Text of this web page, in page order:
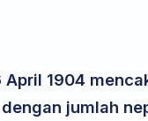
1904
jumlah